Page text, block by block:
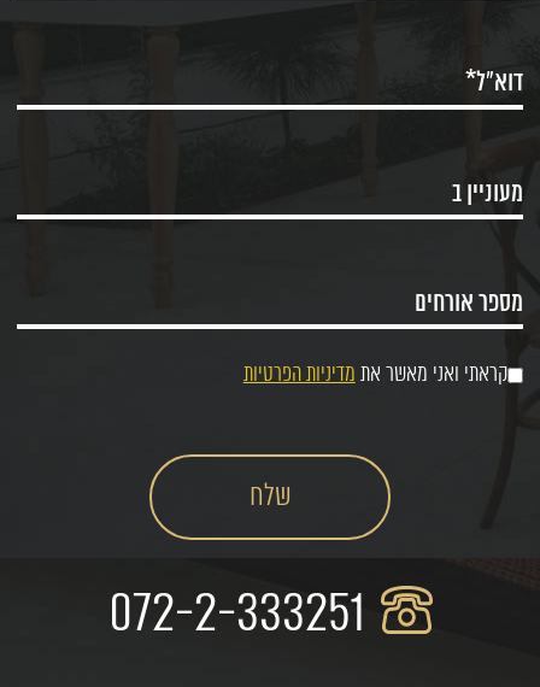
קראתי ואני מאשר את מדיניות הפרטיות